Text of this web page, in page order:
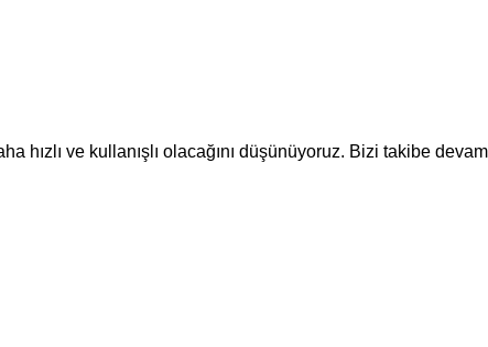
ve kullanışlı olacağını düşünüyoruz. Bizi takibe